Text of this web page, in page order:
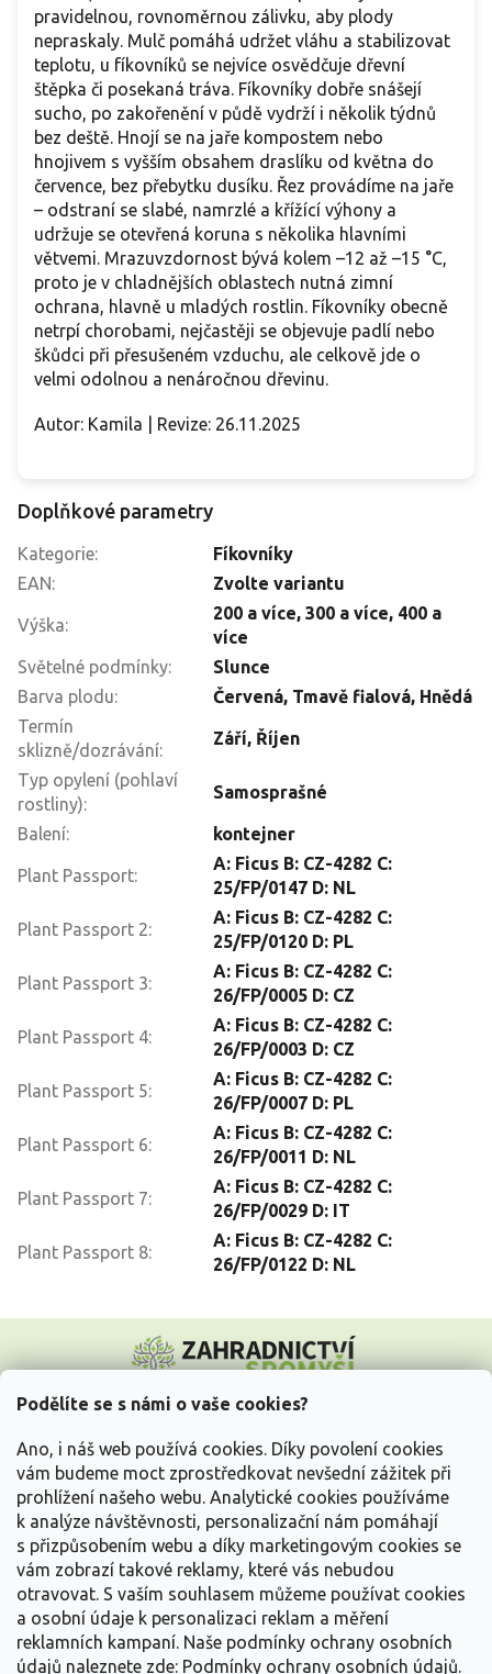
Podělíte se s námi o vaše cookies?
Ano, i náš web používá cookies. Díky povolení cookies
vám budeme moct zprostředkovat nevšední zážitek při
prohlížení našeho webu. Analytické cookies používáme
k analýze návštěvnosti, personalizační nám pomáhají
s přizpůsobením webu a díky marketingovým cookies se
vám zobrazí takové reklamy, které vás nebudou
otravovat. S vaším souhlasem můžeme používat cookies
a osobní údaje k personalizaci reklam a měření
reklamních kampaní. Naše podmínky ochrany osobních
údajů naleznete zde: Podmínky ochrany osobních údajů.
pravidelnou, rovnoměrnou zálivku, aby plody
nepraskaly. Mulč pomáhá udržet vláhu a stabilizovat
teplotu, u fíkovníků se nejvíce osvědčuje dřevní
štěpka či posekaná tráva. Fíkovníky dobře snášejí
sucho, po zakořenění v půdě vydrží i několik týdnů
bez deště. Hnojí se na jaře kompostem nebo
hnojivem s vyšším obsahem draslíku od května do
července, bez přebytku dusíku. Řez provádíme na jaře
– odstraní se slabé, namrzlé a křížící výhony a
udržuje se otevřená koruna s několika hlavními
větvemi. Mrazuvzdornost bývá kolem –12 až –15 °C,
proto je v chladnějších oblastech nutná zimní
ochrana, hlavně u mladých rostlin. Fíkovníky obecně
netrpí chorobami, nejčastěji se objevuje padlí nebo
škůdci při přesušeném vzduchu, ale celkově jde o
velmi odolnou a nenáročnou dřevinu.
Autor: Kamila | Revize: 26.11.2025
Doplňkové parametry
Kategorie:
Fíkovníky
EAN: Zvolte variantu
Výška:
200 a více, 300 a více, 400 a
více
Světelné podmínky:
Slunce
Barva plodu: Červená, Tmavě fialová, Hnědá
Termín
sklizně/dozrávání:
Září, Říjen
Typ opylení (pohlaví
rostliny):
Samosprašné
Balení: kontejner
Plant Passport:
A: Ficus B: CZ-4282 C:
25/FP/0147 D: NL
Plant Passport 2:
A: Ficus B: CZ-4282 C:
25/FP/0120 D: PL
Plant Passport 3:
A: Ficus B: CZ-4282 C:
26/FP/0005 D: CZ
Plant Passport 4:
A: Ficus B: CZ-4282 C:
26/FP/0003 D: CZ
Plant Passport 5:
A: Ficus B: CZ-4282 C:
26/FP/0007 D: PL
Plant Passport 6:
A: Ficus B: CZ-4282 C:
26/FP/0011 D: NL
Plant Passport 7:
A: Ficus B: CZ-4282 C:
26/FP/0029 D: IT
Plant Passport 8:
A: Ficus B: CZ-4282 C:
26/FP/0122 D: NL
p
Vše o nákupu
Informace pro Vás
Kontakujte nás